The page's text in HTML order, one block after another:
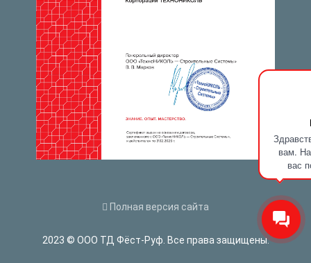
вам.
вас
Полная версия сайта
2023 © ООО ТД Фёст-Руф. Все права защищены.